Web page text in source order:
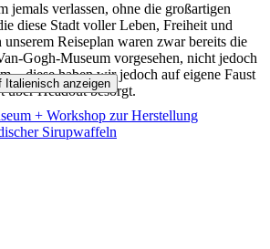
jemals verlassen, ohne die großartigen
diese Stadt voller Leben, Freiheit und
Reiseplan waren zwar bereits die
Gogh-Museum vorgesehen, nicht jedoch
– diese haben wir jedoch auf eigene Faust
über Headout besorgt.
Italienisch anzeigen
+ Workshop zur Herstellung
Sirupwaffeln